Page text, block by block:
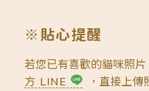
※貼心提醒
若您已有喜歡的貓咪照
方 LINE
，直接上